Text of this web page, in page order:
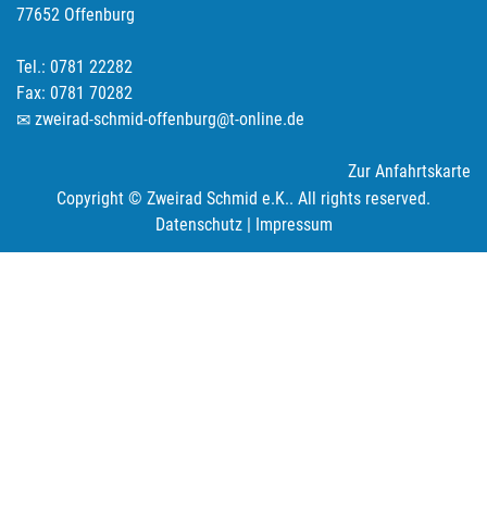
77652 Offenburg
Tel.: 0781 22282
Fax: 0781 70282
zweirad-schmid-offenburg@t-online.de
Zur Anfahrtskarte
Copyright © Zweirad Schmid e.K.. All rights reserved.
Datenschutz| Impressum